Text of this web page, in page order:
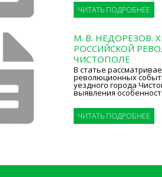
ЧИТАТЬ ПОДРОБНЕЕ
М. В. НЕДОРЕЗОВ.
РОССИЙСКОЙ
ЧИСТОПОЛЕ
В статье
революционных
уездного города
выявления
ЧИТАТЬ ПОДРОБНЕЕ